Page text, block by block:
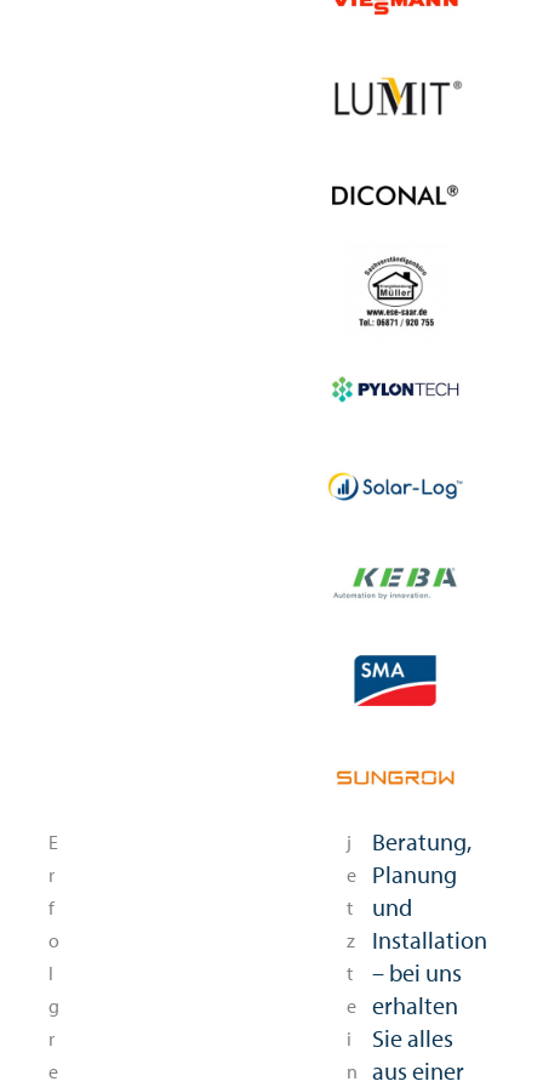
E
r
f
o
l
g
r
e
j
e
t
z
t
e
i
n
Beratung,
Planung
und
Installation
– bei uns
erhalten
Sie alles
aus einer